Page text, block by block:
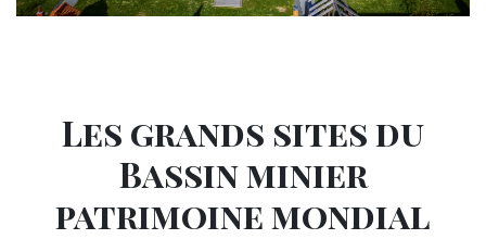
Les grands sites du
Bassin minier
patrimoine mondial